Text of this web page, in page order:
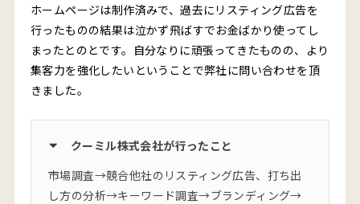
ホームページは制作済みで、過去にリスティング広告を
行ったものの結果は泣かず飛ばすでお金ばかり使ってし
まったとのとです。自分なりに頑張ってきたものの、より
集客力を強化したいということで弊社に問い合わせを頂
きました。
クーミル株式会社が行ったこと
市場調査→競合他社のリスティング広告、打ち出
し方の分析→キーワード調査→ブランディング→